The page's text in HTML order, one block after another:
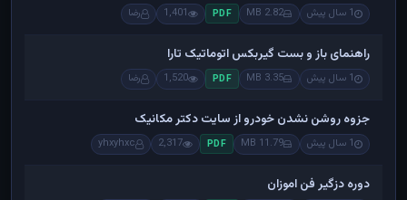
1 سال پیش 2.82 MB
PDF
1,401 رضا
راهنمای باز و بست گیربکس اتوماتیک تارا
1 سال پیش 3.35 MB
PDF
1,520 رضا
جزوه روشن نشدن خودرو از سایت دکتر مکانیک
1 سال پیش 11.79 MB
PDF
2,317
yhxyhxc
دوره دزگیر فن اموزان